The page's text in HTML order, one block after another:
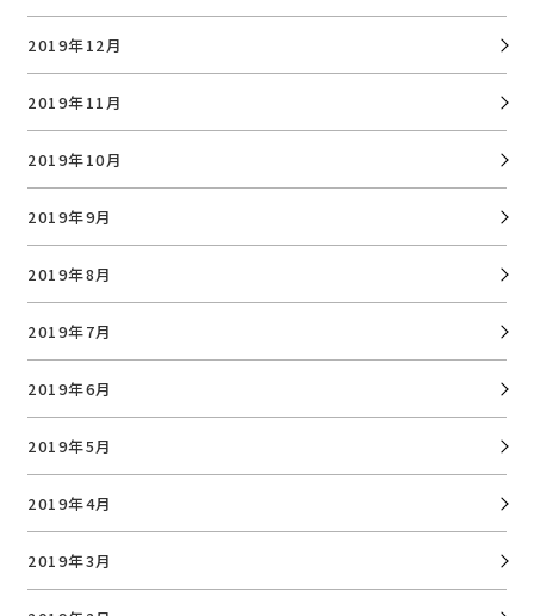
2019年12月
2019年11月
2019年10月
2019年9月
2019年8月
2019年7月
2019年6月
2019年5月
2019年4月
2019年3月